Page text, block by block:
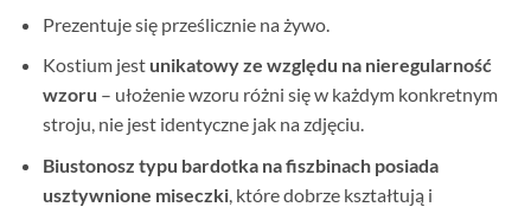
Prezentuje się prześlicznie na żywo.
Kostium jest unikatowy ze względu na nieregularność
wzoru – ułożenie wzoru różni się w każdym konkretnym
stroju, nie jest identyczne jak na zdjęciu.
Biustonosz typu bardotka na fiszbinach posiada
usztywnione miseczki, które dobrze kształtują i